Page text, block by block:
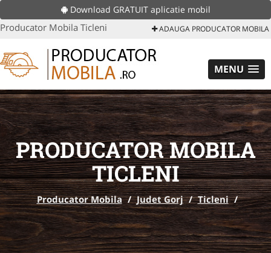
Download GRATUIT aplicatie mobil
Producator Mobila Ticleni ADAUGA PRODUCATOR MOBILA
MENU
PRODUCATOR MOBILA
TICLENI
Producator Mobila / Judet Gorj / Ticleni /